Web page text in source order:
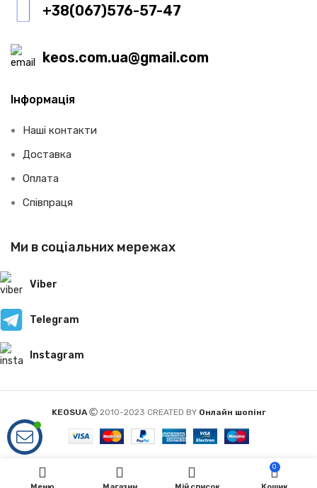
+38(067)576-57-47
keos.com.ua@gmail.com
Інформація
Наші контакти
Доставка
Оплата
Співпраця
Ми в соціальних мережах
Viber
Telegram
Instagram
KEOSUA 2010-2023 CREATED BY Онлайн шопінг
0